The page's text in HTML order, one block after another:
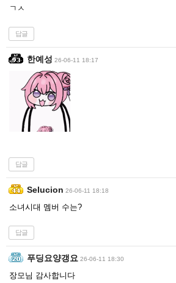
ㄱㅅ
답글
한예성 26-06-11 18:17
답글
Selucion 26-06-11 18:18
소녀시대 멤버 수는?
답글
푸딩요양갱요 26-06-11 18:30
장모님 감사합니다